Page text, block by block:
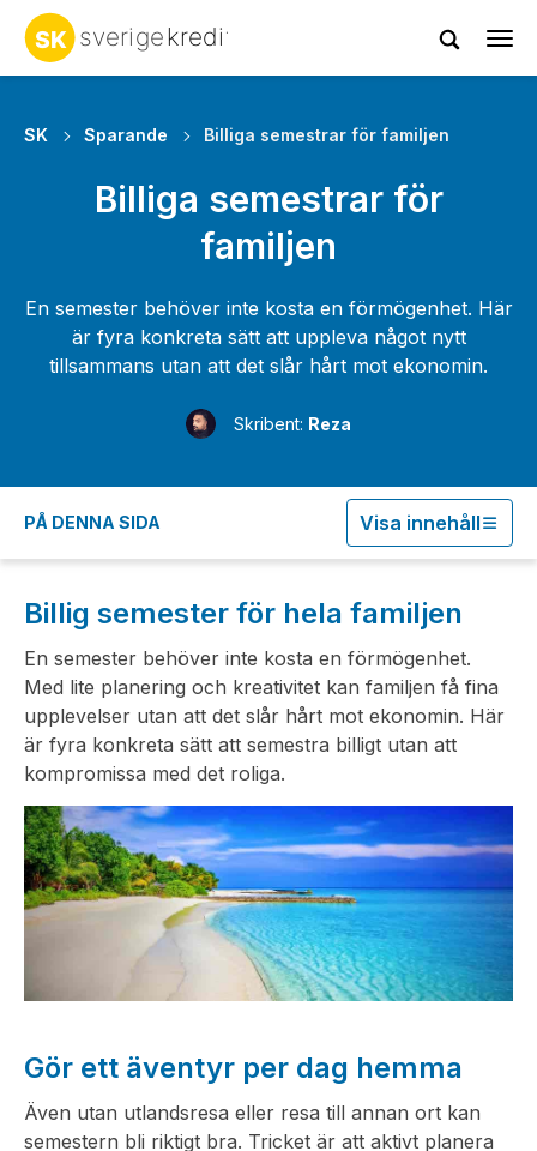
SK Sparande Billiga semestrar för familjen
Billiga semestrar för
familjen
En semester behöver inte kosta en förmögenhet. Här
är fyra konkreta sätt att uppleva något nytt
tillsammans utan att det slår hårt mot ekonomin.
Skribent: Reza
PÅ DENNA SIDA Visa innehåll
Billig semester för hela familjen
En semester behöver inte kosta en förmögenhet.
Med lite planering och kreativitet kan familjen få fina
upplevelser utan att det slår hårt mot ekonomin. Här
är fyra konkreta sätt att semestra billigt utan att
kompromissa med det roliga.
Gör ett äventyr per dag hemma
Även utan utlandsresa eller resa till annan ort kan
semestern bli riktigt bra. Tricket är att aktivt planera